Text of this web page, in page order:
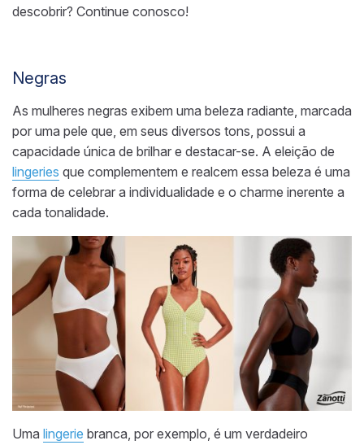
descobrir? Continue conosco!
Negras
As mulheres negras exibem uma beleza radiante, marcada
por uma pele que, em seus diversos tons, possui a
capacidade única de brilhar e destacar-se. A eleição de
lingeries que complementem e realcem essa beleza é uma
forma de celebrar a individualidade e o charme inerente a
cada tonalidade.
Uma lingerie branca, por exemplo, é um verdadeiro